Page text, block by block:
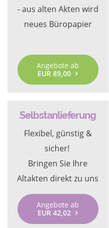
- aus alten Akten wird
neues Büropapier
Angebote ab
EUR 89,00
Selbstanlieferung
Flexibel, günstig &
sicher!
Bringen Sie Ihre
Altakten direkt zu uns
Angebote ab
EUR 42,02